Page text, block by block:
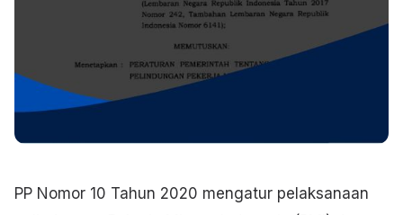
PP Nomor 10 Tahun 2020 mengatur pelaksanaan